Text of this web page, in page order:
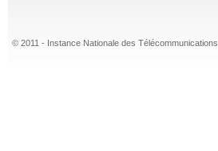
© 2011 - Instance Nationale des Télécommunications.